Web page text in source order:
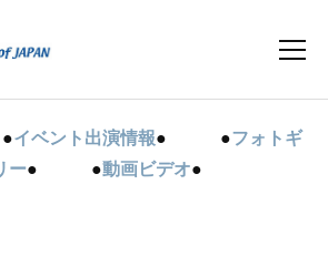
イベント出演情報● ●フォトギ
ー● ●動画ビデオ●